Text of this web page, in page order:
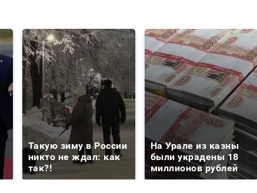
Такую зиму в России
никто не ждал: как
так?!
На Урале из казны
были украдены 18
миллионов рублей